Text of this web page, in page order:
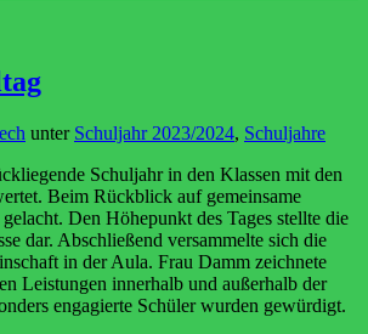
unter Schuljahr 2023/2024, Schuljahre
Schuljahr in den Klassen mit den
Beim Rückblick auf gemeinsame
Den Höhepunkt des Tages stellte die
dar. Abschließend versammelte sich die
in der Aula. Frau Damm zeichnete
Leistungen innerhalb und außerhalb der
engagierte Schüler wurden gewürdigt.